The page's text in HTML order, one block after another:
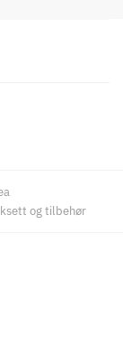
og tilbehør